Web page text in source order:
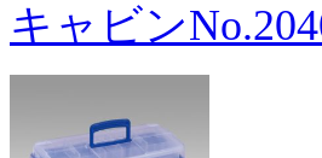
キャビン